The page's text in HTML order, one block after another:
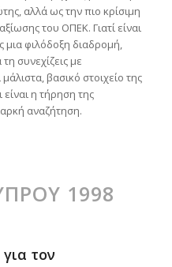
αλλά ως την πιο κρίσιμη
του ΟΠΕΚ. Γιατί είναι
μια φιλόδοξη διαδρομή,
συνεχίζεις με
βασικό στοιχείο της
η τήρηση της
αναζήτηση.
1998
τον